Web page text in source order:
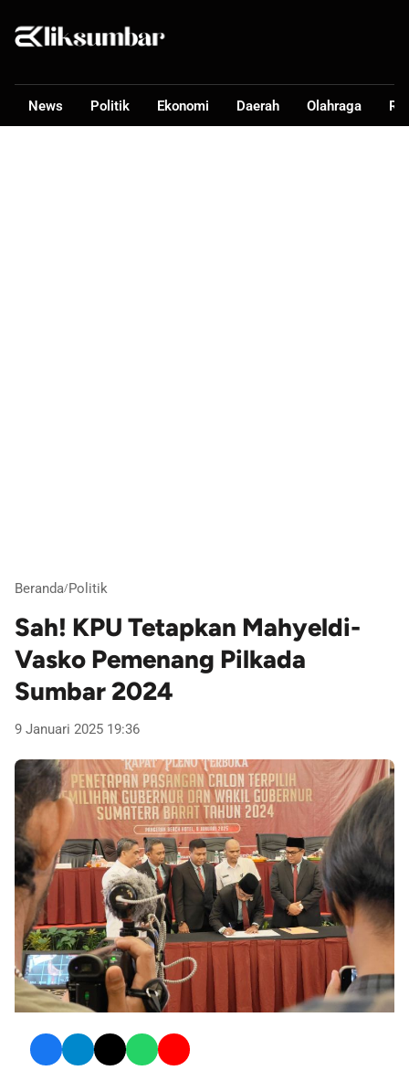
News Politik Ekonomi Daerah Olahraga
Beranda/Politik
Sah! KPU Tetapkan Mahyeldi-
Vasko Pemenang Pilkada
Sumbar 2024
9 Januari 2025 19:36